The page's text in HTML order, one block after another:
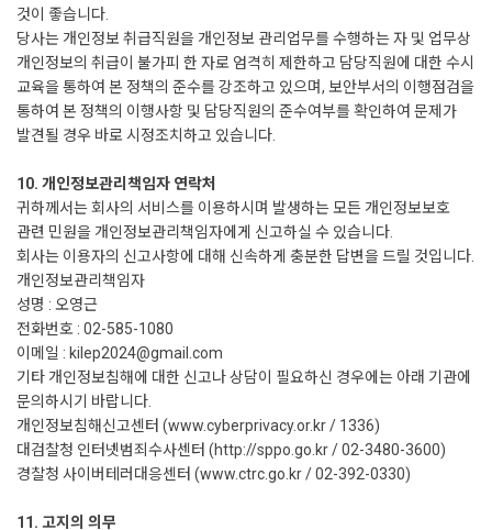
것이 좋습니다.
당사는 개인정보 취급직원을 개인정보 관리업무를 수행하는 자 및 업무상
개인정보의 취급이 불가피 한 자로 엄격히 제한하고 담당직원에 대한 수시
교육을 통하여 본 정책의 준수를 강조하고 있으며, 보안부서의 이행점검을
통하여 본 정책의 이행사항 및 담당직원의 준수여부를 확인하여 문제가
발견될 경우 바로 시정조치하고 있습니다.
10. 개인정보관리책임자 연락처
귀하께서는 회사의 서비스를 이용하시며 발생하는 모든 개인정보보호
관련 민원을 개인정보관리책임자에게 신고하실 수 있습니다.
회사는 이용자의 신고사항에 대해 신속하게 충분한 답변을 드릴 것입니다.
개인정보관리책임자
성명 : 오영근
전화번호 : 02-585-1080
이메일 : kilep2024@gmail.com
기타 개인정보침해에 대한 신고나 상담이 필요하신 경우에는 아래 기관에
문의하시기 바랍니다.
개인정보침해신고센터 (www.cyberprivacy.or.kr / 1336)
대검찰청 인터넷범죄수사센터 (http://sppo.go.kr/ 02-3480-3600)
경찰청 사이버테러대응센터 (www.ctrc.go.kr / 02-392-0330)
11. 고지의 의무